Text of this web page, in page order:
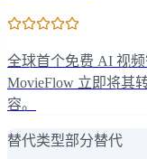
全球首个免费 AI 视
MovieFlow 立即将其
容。
替代类型部分替代